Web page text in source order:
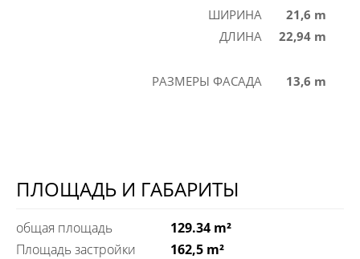
ШИРИНА
21,6 m
ДЛИНА
22,94 m
РАЗМЕРЫ ФАСАДА 13,6 m
ПЛОЩАДЬ И ГАБАРИТЫ
общая площадь
129.34 m²
Площадь застройки
162,5 m²